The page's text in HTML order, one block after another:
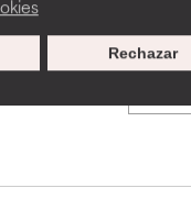
Rechazar
inflamación o
inflamación o
al